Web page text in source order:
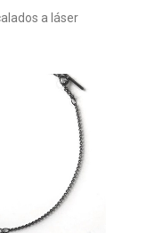
a láser